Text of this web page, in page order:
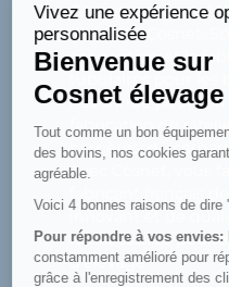
Vivez une expérience
personnalisée
Bienvenue sur
Cosnet élevage
Tout comme un bon
des bovins, nos cookies
agréable.
Voici 4 bonnes raisons de
Pour répondre à vos
constamment amélioré pour
grâce à l'enregistrement des
Cosnet matériel
de la SAS Cosnet.
conception et la
tubulaires pour les
Reconnue pour son
fabrication de
barrières, de
Avec Cosnet, vous
innovant et de
le nécessaire pour
d’élevage.